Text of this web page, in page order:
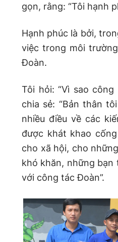
gọn, rằng: “Tôi hạnh
Hạnh phúc là bởi,
việc trong môi
Đoàn.
Tôi hỏi: “Vì sao
chia sẻ: “Bản thân
nhiều điều về các
được khát khao
cho xã hội, cho
khó khăn, những bạn
với công tác Đoàn”.